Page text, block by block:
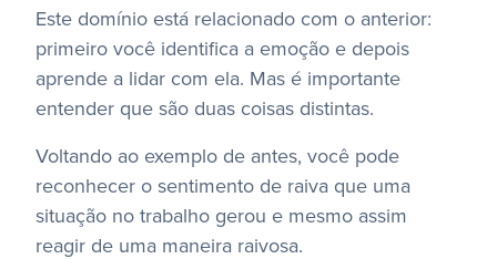
Este domínio está relacionado com o anterior:
primeiro você identifica a emoção e depois
aprende a lidar com ela. Mas é importante
entender que são duas coisas distintas.
Voltando ao exemplo de antes, você pode
reconhecer o sentimento de raiva que uma
situação no trabalho gerou e mesmo assim
reagir de uma maneira raivosa.